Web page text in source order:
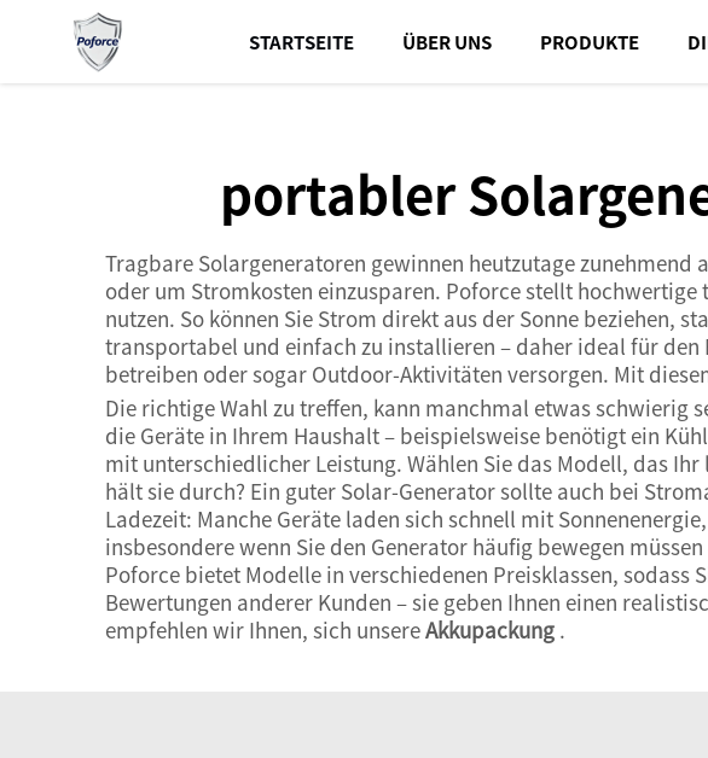
STARTSEITE ÜBER UNS PRODUKTE
portabler
Tragbare Solargeneratoren gewinnen heutzutage
oder um Stromkosten einzusparen. Poforce stellt
nutzen. So können Sie Strom direkt aus der Sonne beziehen,
transportabel und einfach zu installieren – daher ideal für
betreiben oder sogar Outdoor-Aktivitäten versorgen. Mit
Die richtige Wahl zu treffen, kann manchmal etwas schwierig
die Geräte in Ihrem Haushalt – beispielsweise benötigt ein
mit unterschiedlicher Leistung. Wählen Sie das Modell, das
hält sie durch? Ein guter Solar-Generator sollte auch bei
Ladezeit: Manche Geräte laden sich schnell mit
insbesondere wenn Sie den Generator häufig bewegen
Poforce bietet Modelle in verschiedenen Preisklassen, sodass
Bewertungen anderer Kunden – sie geben Ihnen einen
empfehlen wir Ihnen, sich unsereAkkupackung .